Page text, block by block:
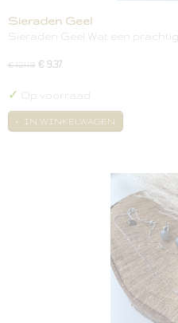
Sieraden Geel
Sieraden Geel Wat een
€ 12,49 € 9,37
✓ Op voorraad
IN WINKELWAGEN